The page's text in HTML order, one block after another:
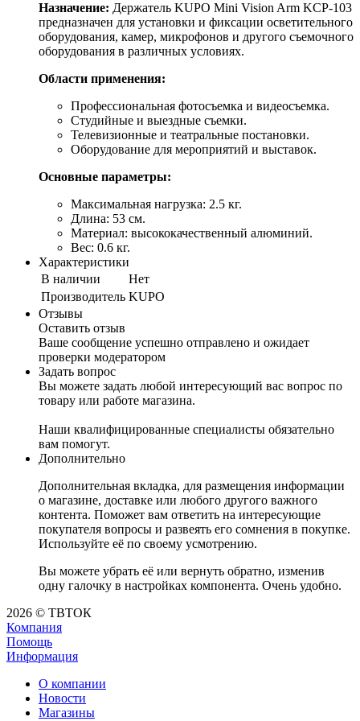
Назначение: Держатель KUPO Mini Vision Arm KCP-103
предназначен для установки и фиксации осветительного
оборудования, камер, микрофонов и другого съемочного
оборудования в различных условиях.
Области применения:
Профессиональная фотосъемка и видеосъемка.
Студийные и выездные съемки.
Телевизионные и театральные постановки.
Оборудование для мероприятий и выставок.
Основные параметры:
Максимальная нагрузка: 2.5 кг.
Длина: 53 см.
Материал: высококачественный алюминий.
Вес: 0.6 кг.
Характеристики
В наличии
Нет
Производитель KUPO
Отзывы
Оставить отзыв
Ваше сообщение успешно отправлено и ожидает
проверки модератором
Задать вопрос
Вы можете задать любой интересующий вас вопрос по
товару или работе магазина.
Наши квалифицированные специалисты обязательно
вам помогут.
Дополнительно
Дополнительная вкладка, для размещения информации
о магазине, доставке или любого другого важного
контента. Поможет вам ответить на интересующие
покупателя вопросы и развеять его сомнения в покупке.
Используйте её по своему усмотрению.
Вы можете убрать её или вернуть обратно, изменив
одну галочку в настройках компонента. Очень удобно.
2026 © ТВТОК
Компания
Помощь
Информация
О компании
Новости
Магазины